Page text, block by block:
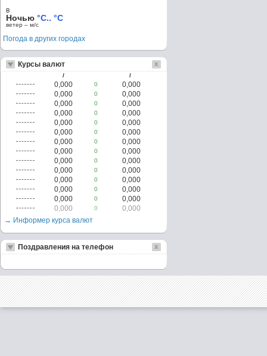
в
Ночью °C.. °C
ветер – м/c
Погода в других городах
Курсы валют
/ /
0,000 0
0,000
0,000
0
0,000
0,000
0
0,000
0,000
0
0,000
0,000
0
0,000
0,000
0
0,000
0,000
0
0,000
0,000
0
0,000
0,000
0
0,000
0,000
0
0,000
0,000
0
0,000
0,000
0
0,000
0,000
0
0,000
0,000
0
0,000
→ Информер курса валют
Поздравления на телефон